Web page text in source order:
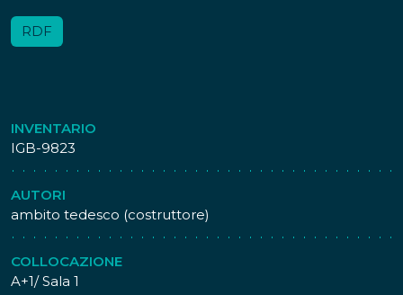
RDF
INVENTARIO
IGB-9823
AUTORI
ambito tedesco (costruttore)
COLLOCAZIONE
A+1/ Sala 1